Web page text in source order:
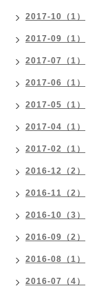
2017-10（1）
2017-09（1）
2017-07（1）
2017-06（1）
2017-05（1）
2017-04（1）
2017-02（1）
2016-12（2）
2016-11（2）
2016-10（3）
2016-09（2）
2016-08（1）
2016-07（4）